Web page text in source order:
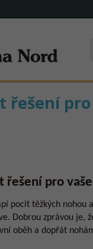
řešení pro
pro
pocit těžkých nohou
Dobrou zprávou je,
oběh a dopřát